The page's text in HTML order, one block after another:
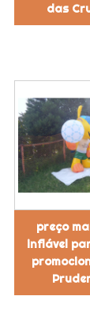
das
preço
inflável